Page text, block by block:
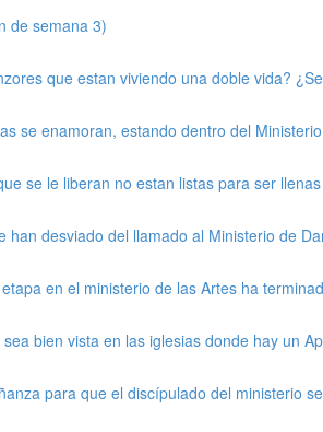
de semana 3)
que estan viviendo una doble vida?
se enamoran, estando dentro del
se le liberan no estan listas para ser
desviado del llamado al Ministerio de
en el ministerio de las Artes ha
bien vista en las iglesias donde hay un
para que el discípulado del ministerio